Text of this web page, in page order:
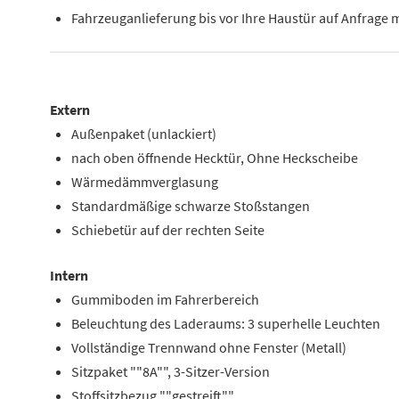
Fahrzeuganlieferung bis vor Ihre Haustür auf Anfrage
Extern
Außenpaket (unlackiert)
nach oben öffnende Hecktür, Ohne Heckscheibe
Wärmedämmverglasung
Standardmäßige schwarze Stoßstangen
Schiebetür auf der rechten Seite
Intern
Gummiboden im Fahrerbereich
Beleuchtung des Laderaums: 3 superhelle Leuchten
Vollständige Trennwand ohne Fenster (Metall)
Sitzpaket ""8A"", 3-Sitzer-Version
Stoffsitzbezug ""gestreift""